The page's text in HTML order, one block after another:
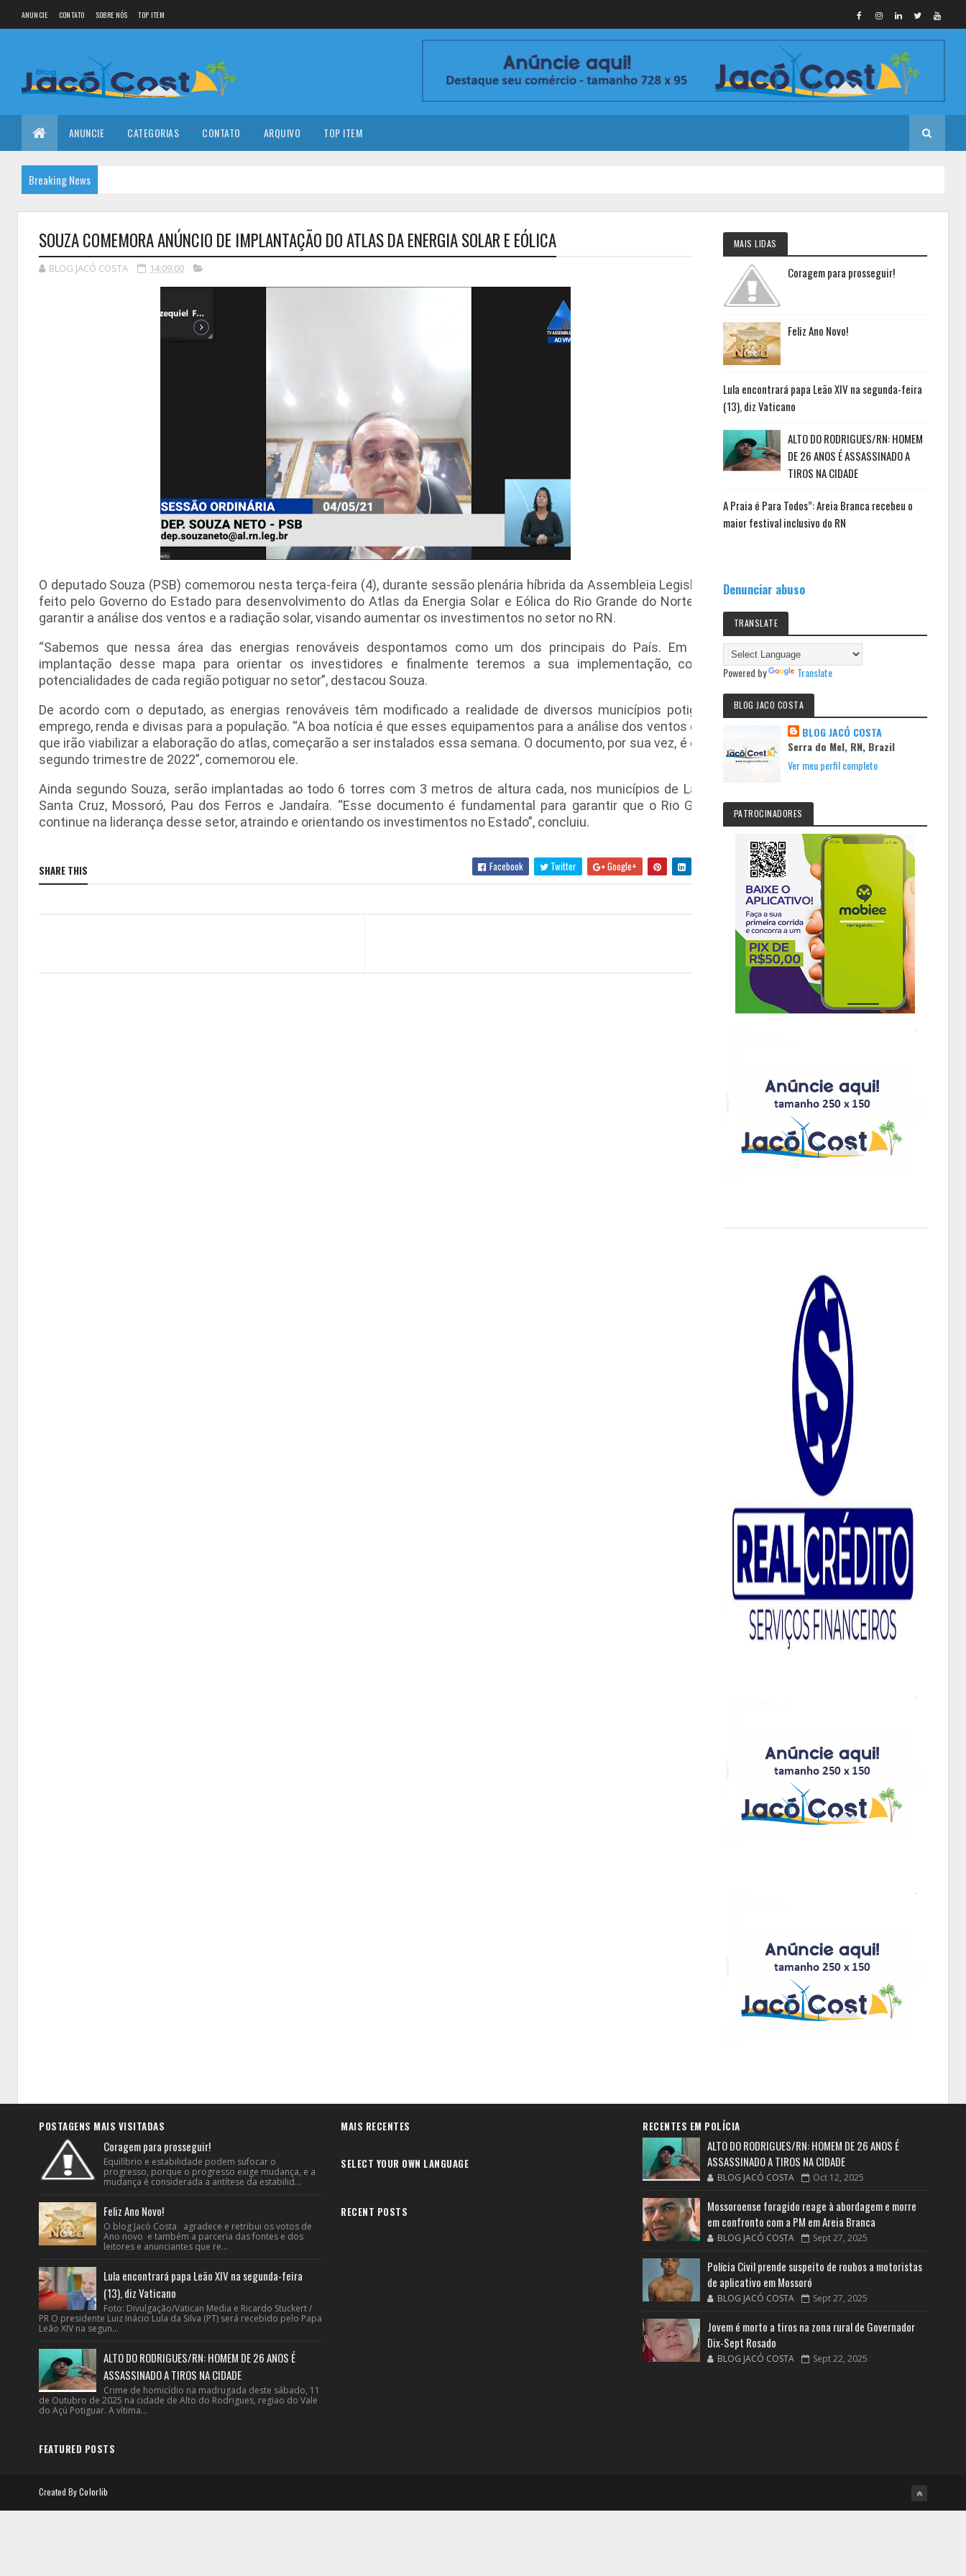
ANUNCIE CONTATO SOBRE NÓS TOP ITEM
ANUNCIE CATEGORIAS CONTATO ARQUIVO TOP ITEM
Breaking News
SOUZA COMEMORA ANÚNCIO DE IMPLANTAÇÃO DO ATLAS DA ENERGIA SOLAR E EÓLICA
BLOG JACÓ COSTA 14:09:00
O deputado Souza (PSB) comemorou nesta terça-feira (4), durante sessão plenária híbrida da Assembleia Legislativa, o anúncio
feito pelo Governo do Estado para desenvolvimento do Atlas da Energia Solar e Eólica do Rio Grande do Norte. A iniciativa irá
garantir a análise dos ventos e a radiação solar, visando aumentar os investimentos no setor no RN.
“Sabemos que nessa área das energias renováveis despontamos como um dos principais do País. Em 2015 requeri a
implantação desse mapa para orientar os investidores e finalmente teremos a sua implementação, contemplando as
potencialidades de cada região potiguar no setor”, destacou Souza.
De acordo com o deputado, as energias renováveis têm modificado a realidade de diversos municípios potiguares, gerando
emprego, renda e divisas para a população. “A boa notícia é que esses equipamentos para a análise dos ventos e radiação solar,
que irão viabilizar a elaboração do atlas, começarão a ser instalados essa semana. O documento, por sua vez, é esperado para o
segundo trimestre de 2022”, comemorou ele.
Ainda segundo Souza, serão implantadas ao todo 6 torres com 3 metros de altura cada, nos municípios de Lajes, Nova Cruz,
Santa Cruz, Mossoró, Pau dos Ferros e Jandaíra. “Esse documento é fundamental para garantir que o Rio Grande do Norte
continue na liderança desse setor, atraindo e orientando os investimentos no Estado”, concluiu.
SHARE THIS Facebook Twitter Google+
MAIS LIDAS
Coragem para prosseguir!
Feliz Ano Novo!
Lula encontrará papa Leão XIV na segunda-feira
(13), diz Vaticano
ALTO DO RODRIGUES/RN: HOMEM
DE 26 ANOS É ASSASSINADO A
TIROS NA CIDADE
A Praia é Para Todos”: Areia Branca recebeu o
maior festival inclusivo do RN
Denunciar abuso
TRANSLATE
Powered by Translate
BLOG JACO COSTA
BLOG JACÓ COSTA
Serra do Mel, RN, Brazil
Ver meu perfil completo
PATROCINADORES
POSTAGENS MAIS VISITADAS
Coragem para prosseguir!
Equilíbrio e estabilidade podem sufocar o
progresso, porque o progresso exige mudança, e a
mudança é considerada a antítese da estabilid...
Feliz Ano Novo!
O blog Jacó Costa agradece e retribui os votos de
Ano novo e também a parceria das fontes e dos
leitores e anunciantes que re...
Lula encontrará papa Leão XIV na segunda-feira
(13), diz Vaticano
Foto: Divulgação/Vatican Media e Ricardo Stuckert /
PR O presidente Luiz Inácio Lula da Silva (PT) será recebido pelo Papa
Leão XIV na segun...
ALTO DO RODRIGUES/RN: HOMEM DE 26 ANOS É
ASSASSINADO A TIROS NA CIDADE
Crime de homicídio na madrugada deste sábado, 11
de Outubro de 2025 na cidade de Alto do Rodrigues, regiao do Vale
do Açú Potiguar. A vítima...
FEATURED POSTS
MAIS RECENTES
SELECT YOUR OWN LANGUAGE
RECENT POSTS
RECENTES EM POLÍCIA
ALTO DO RODRIGUES/RN: HOMEM DE 26 ANOS É
ASSASSINADO A TIROS NA CIDADE
BLOG JACÓ COSTA Oct 12, 2025
Mossoroense foragido reage à abordagem e morre
em confronto com a PM em Areia Branca
BLOG JACÓ COSTA Sept 27, 2025
Polícia Civil prende suspeito de roubos a motoristas
de aplicativo em Mossoró
BLOG JACÓ COSTA Sept 27, 2025
Jovem é morto a tiros na zona rural de Governador
Dix-Sept Rosado
BLOG JACÓ COSTA Sept 22, 2025
Created ByColorlib